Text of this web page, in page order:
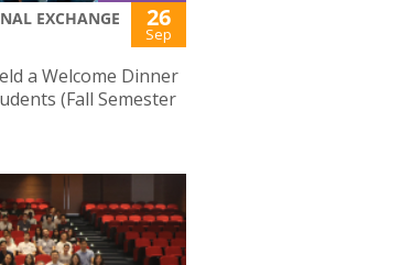
EXCHANGE
26
Sep
a Welcome Dinner
(Fall Semester